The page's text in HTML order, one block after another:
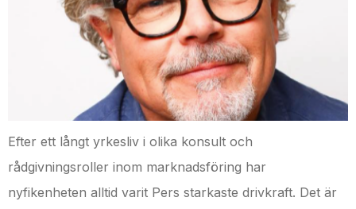
Efter ett långt yrkesliv i olika konsult och
rådgivningsroller inom marknadsföring har
nyfikenheten alltid varit Pers starkaste drivkraft. Det är